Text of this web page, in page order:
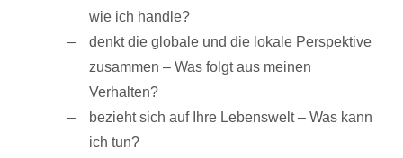
wie ich handle?
denkt die globale und die lokale Perspektive
zusammen – Was folgt aus meinen
Verhalten?
bezieht sich auf Ihre Lebenswelt – Was kann
ich tun?